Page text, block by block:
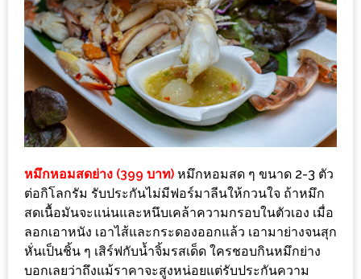
บูต
ะ
สุด
เด็ด
AIKO
UP,
RAMA
3)
อาหาร
หมึกหอมสดย่าง (399 บาท) หมึกหอมสด ๆ ขนาด 2-3 ตัว
ต่อกิโลกรัม รับประกันไม่มีฟอร์มาลีนให้กวนใจ ถ้าหมึก
สดเนื้อมันจะแน่นและหนึบเคล้าความกรอบในตัวเอง เมื่อ
ลอกเอาหนัง เอาไส้และกระดองออกแล้ว เอามาย่างจนสุก
หั่นเป็นชิ้น ๆ เสิร์ฟกับน้ำจิ้มรสเด็ด ใครชอบกินหมึกย่าง
บอกเลยว่าถึงแม้ราคาจะสูงหน่อยแต่รับประกันความ